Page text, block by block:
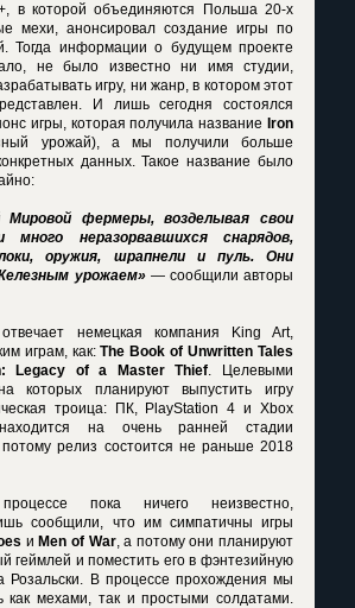
в которой объединяются Польша 20-х
мехи, анонсировал создание игры по
Тогда информации о будущем проекте
не было известно ни имя студии,
игру, ни жанр, в котором этот
И лишь сегодня состоялся
игры, которая получила название Iron
урожай), а мы получили больше
данных. Такое название было
Мировой фермеры, возделывая свои
много неразорвавшихся снарядов,
оружия, шрапнели и пуль. Они
урожаем»— сообщили авторы
немецкая компания King Art,
играм, как:The Book of Unwritten Tales
Legacy of a Master Thief. Целевыми
которых планируют выпустить игру
троица: ПК, PlayStation 4 и Xbox
на очень ранней стадии
потому релиз состоится не раньше 2018
пока ничего неизвестно,
сообщили, что им симпатичны игры
и Men of War, а потому они планируют
геймлей и поместить его в фэнтезийную
Розальски. В процессе прохождения мы
как мехами, так и простыми солдатами.